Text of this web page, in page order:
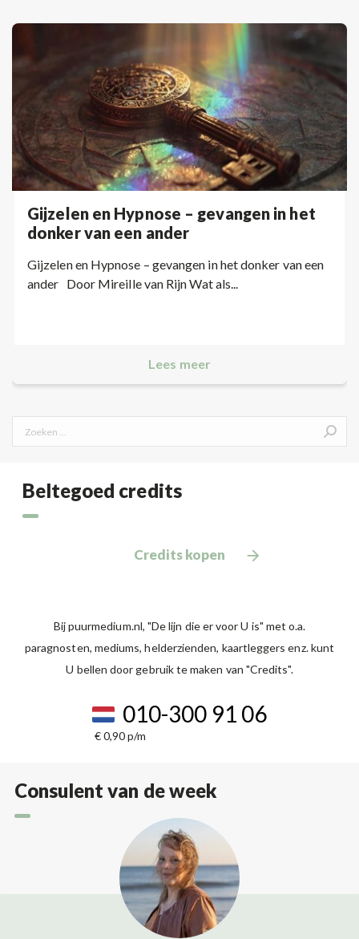
Gijzelen en Hypnose – gevangen in het
donker van een ander
Gijzelen en Hypnose – gevangen in het donker van een
ander Door Mireille van Rijn Wat als...
Lees meer
Search:
Beltegoed credits
Credits kopen
Bij puurmedium.nl, "De lijn die er voor U is" met o.a.
paragnosten, mediums, helderzienden, kaartleggers enz. kunt
U bellen door gebruik te maken van "Credits".
010-300 91 06
€ 0,90 p/m
Consulent van de week